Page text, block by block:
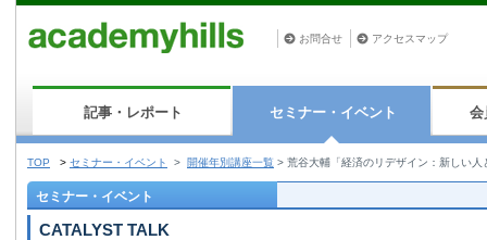
お問合せ アクセスマップ
記事・レポート セミナー・イベント 会
TOP > セミナー・イベント > 開催年別講座一覧 > 荒谷大輔「経済のリデザイン：新しい
セミナー・イベント
CATALYST TALK